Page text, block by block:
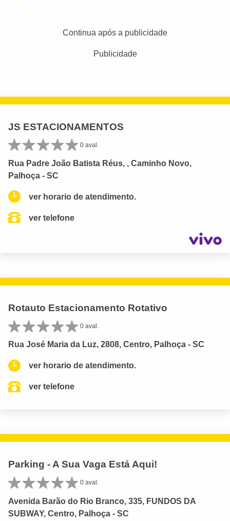
Continua após a publicidade
Publicidade
JS ESTACIONAMENTOS
0 aval.
Rua Padre João Batista Réus, , Caminho Novo,
Palhoça - SC
ver horario de atendimento.
ver telefone
Rotauto Estacionamento Rotativo
0 aval.
Rua José Maria da Luz, 2808, Centro, Palhoça - SC
ver horario de atendimento.
ver telefone
Parking - A Sua Vaga Está Aqui!
0 aval.
Avenida Barão do Rio Branco, 335, FUNDOS DA
SUBWAY, Centro, Palhoça - SC